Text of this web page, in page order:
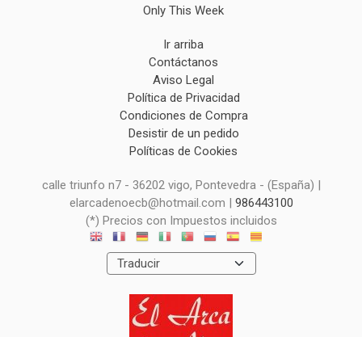
Only This Week
Ir arriba
Contáctanos
Aviso Legal
Política de Privacidad
Condiciones de Compra
Desistir de un pedido
Políticas de Cookies
calle triunfo n7 - 36202 vigo, Pontevedra - (España) |
elarcadenoecb@hotmail.com | 986443100
(*) Precios con Impuestos incluidos